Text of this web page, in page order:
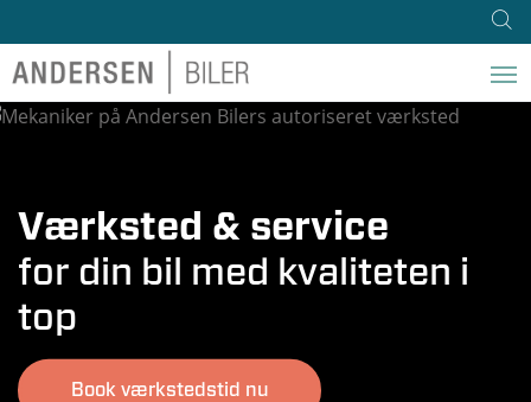
Værksted & service
for din bil med kvaliteten i
top
Book værkstedstid nu